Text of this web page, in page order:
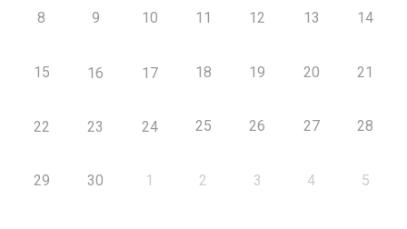
8 9 10 11 12 13 14
15 16 17 18 19 20 21
22 23 24 25 26 27 28
29 30 1 2 3 4 5